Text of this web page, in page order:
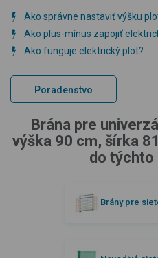
Ako správne nastaviť výšku
Ako plus-mínus zapojiť
Ako funguje elektrický plot?
Poradenstvo
Brána pre
výška 90 cm, šírka
do
Brány pre